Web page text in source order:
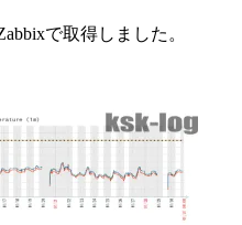
で取得しました。